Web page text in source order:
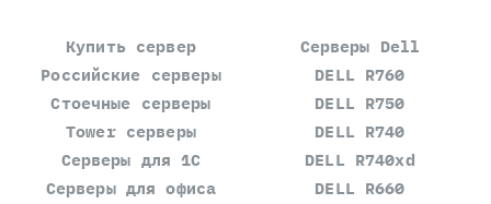
Купить сервер
Российские серверы
Стоечные серверы
Tower серверы
Серверы для 1С
Серверы для офиса
Серверы Dell
DELL R760
DELL R750
DELL R740
DELL R740xd
DELL R660